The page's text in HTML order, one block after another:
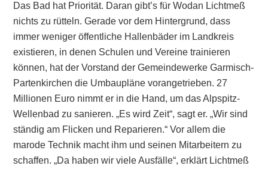
Das Bad hat Priorität. Daran gibt’s für Wodan Lichtmeß
nichts zu rütteln. Gerade vor dem Hintergrund, dass
immer weniger öffentliche Hallenbäder im Landkreis
existieren, in denen Schulen und Vereine trainieren
können, hat der Vorstand der Gemeindewerke Garmisch-
Partenkirchen die Umbaupläne vorangetrieben. 27
Millionen Euro nimmt er in die Hand, um das Alpspitz-
Wellenbad zu sanieren. „Es wird Zeit“, sagt er. „Wir sind
ständig am Flicken und Reparieren.“ Vor allem die
marode Technik macht ihm und seinen Mitarbeitern zu
schaffen. „Da haben wir viele Ausfälle“, erklärt Lichtmeß